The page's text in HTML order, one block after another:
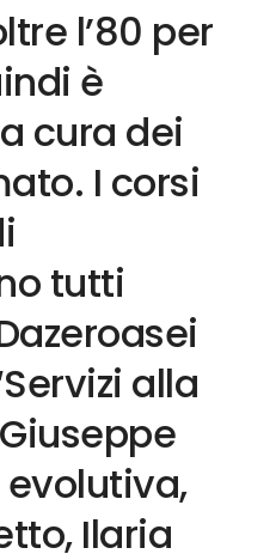
l’80 per
è
cura dei
I corsi
tutti
alla
evolutiva,
Ilaria